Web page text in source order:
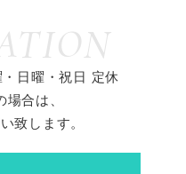
日曜・祝日 定休
場合は、
致します。